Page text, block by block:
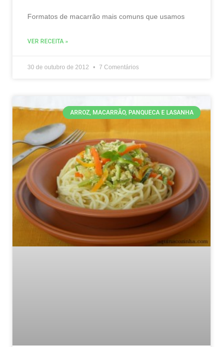
Formatos de macarrão mais comuns que usamos
VER RECEITA »
30 de outubro de 2012 7 Comentários
ARROZ, MACARRÃO, PANQUECA E LASANHA